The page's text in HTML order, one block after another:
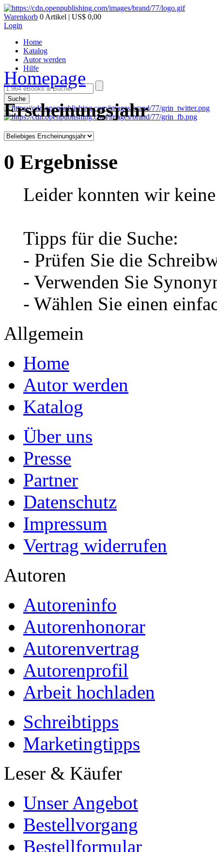
Warenkorb 0 Artikel | US$ 0,00
Login
Home
Katalog
Autor werden
Hilfe
Suche
Homepage
Erscheinungsjahr
0 Ergebnisse
Leider konnten wir
Tipps für die Suche:
- Prüfen Sie die
- Verwenden Sie
- Wählen Sie einen
Allgemein
Home
Autor werden
Katalog
Über uns
Presse
Partner
Datenschutz
Impressum
Vertrag widerrufen
Autoren
Autoreninfo
Autorenhonorar
Autorenvertrag
Autorenprofil
Arbeit hochladen
Schreibtipps
Marketingtipps
Leser & Käufer
Unser Angebot
Bestellvorgang
Bestellformular